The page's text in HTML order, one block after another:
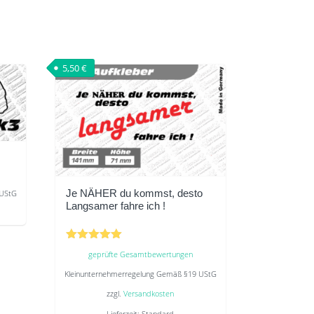
Je NÄHER du kommst, desto
Langsamer fahre ich !
5.00
von 5
geprüfte Gesamtbewertungen
5,50€
Kleinunternehmerregelung Gemäß §19 UStG
zzgl.Versandkosten